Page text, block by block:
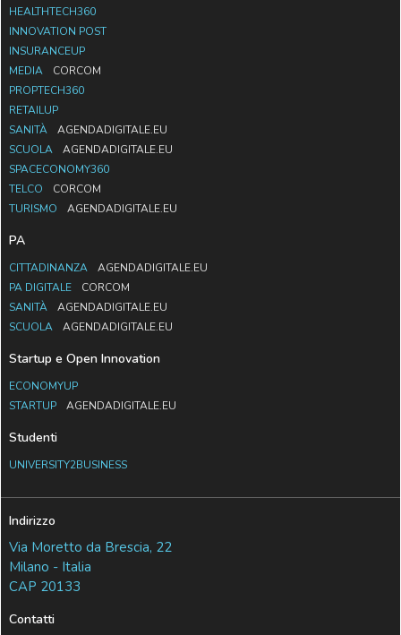
HEALTHTECH360
INNOVATION POST
INSURANCEUP
MEDIA
CORCOM
PROPTECH360
RETAILUP
SANITÀ
AGENDADIGITALE.EU
SCUOLA
AGENDADIGITALE.EU
SPACECONOMY360
TELCO
CORCOM
TURISMO
AGENDADIGITALE.EU
PA
CITTADINANZA
AGENDADIGITALE.EU
PA DIGITALE
CORCOM
SANITÀ
AGENDADIGITALE.EU
SCUOLA
AGENDADIGITALE.EU
Startup e Open Innovation
ECONOMYUP
STARTUP
AGENDADIGITALE.EU
Studenti
UNIVERSITY2BUSINESS
Indirizzo
Via Moretto da Brescia, 22
Milano - Italia
CAP 20133
Contatti